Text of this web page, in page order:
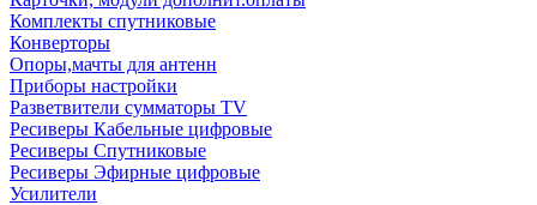
Комплекты спутниковые
Конверторы
Опоры,мачты для антенн
Приборы настройки
Разветвители сумматоры TV
Ресиверы Кабельные цифровые
Ресиверы Спутниковые
Ресиверы Эфирные цифровые
Усилители